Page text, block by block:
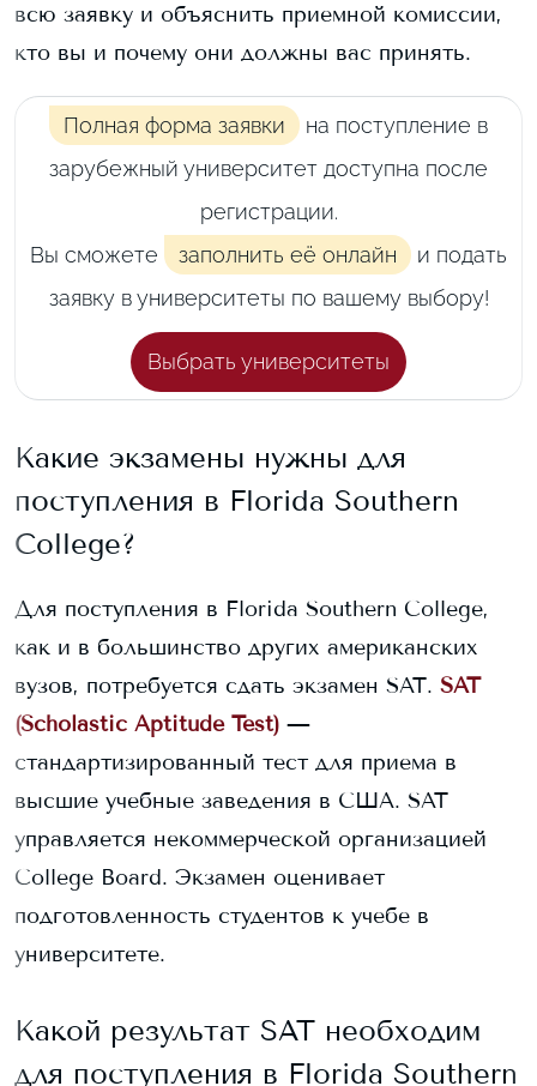
всю заявку и объяснить приемной комиссии,
кто вы и почему они должны вас принять.
Полная форма заявки
на поступление в
зарубежный университет доступна после
регистрации.
Вы сможете
заполнить её онлайн
и подать
заявку в университеты по вашему выбору!
Выбрать университеты
Какие экзамены нужны для
поступления в Florida Southern
College?
Для поступления в Florida Southern College,
как и в большинство других американских
вузов, потребуется сдать экзамен SAT. SAT
(Scholastic Aptitude Test) —
стандартизированный тест для приема в
высшие учебные заведения в США. SAT
управляется некоммерческой организацией
College Board. Экзамен оценивает
подготовленность студентов к учебе в
университете.
Какой результат SAT необходим
для поступления в Florida Southern